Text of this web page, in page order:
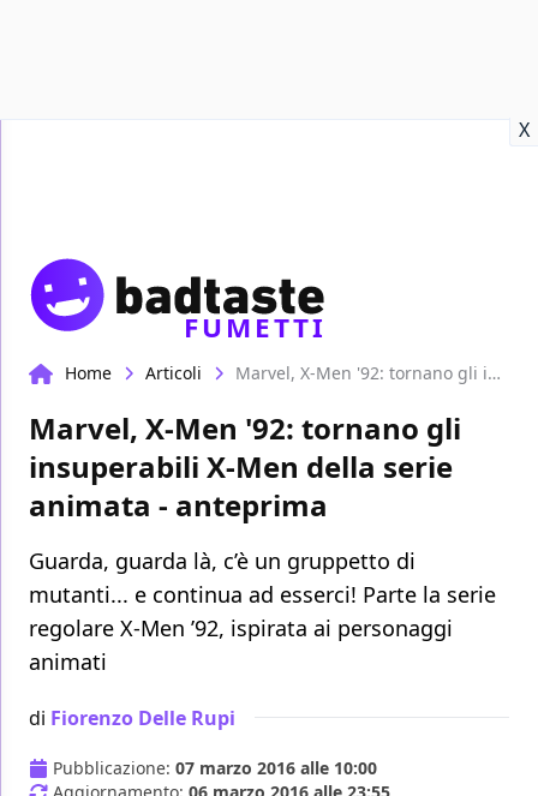
X
FUMETTI
Home Articoli Marvel, X-Men '92: tornano gli insuperabili X-Men della serie animata - anteprima
Marvel, X-Men '92: tornano gli
insuperabili X-Men della serie
animata - anteprima
Guarda, guarda là, c’è un gruppetto di
mutanti... e continua ad esserci! Parte la serie
regolare X-Men ’92, ispirata ai personaggi
animati
di Fiorenzo Delle Rupi
Pubblicazione: 07 marzo 2016 alle 10:00